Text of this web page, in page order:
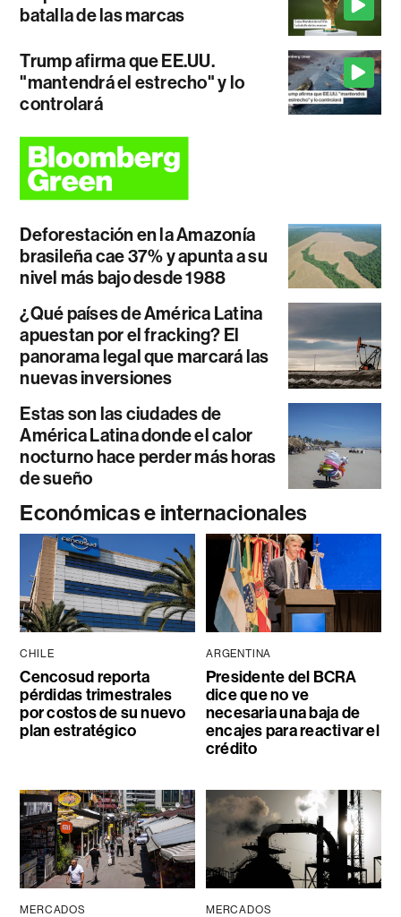
batalla de las marcas
Trump afirma que EE.UU.
"mantendrá el estrecho" y lo
controlará
Deforestación en la Amazonía
brasileña cae 37% y apunta a su
nivel más bajo desde 1988
¿Qué países de América Latina
apuestan por el fracking? El
panorama legal que marcará las
nuevas inversiones
Estas son las ciudades de
América Latina donde el calor
nocturno hace perder más horas
de sueño
Económicas e internacionales
CHILE
Cencosud reporta
pérdidas trimestrales
por costos de su nuevo
plan estratégico
ARGENTINA
Presidente del BCRA
dice que no ve
necesaria una baja de
encajes para reactivar el
crédito
MERCADOS MERCADOS